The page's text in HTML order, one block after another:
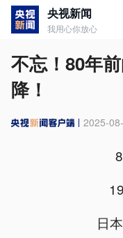
央视新闻
我用心你放心
不忘！80年
降！
2025-
日